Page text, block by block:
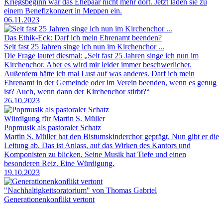
Kriegsbeginn war das Ehepaar nicht mehr dort. Jetzt laden sie zu
einem Benefizkonzert in Meppen ein.
06.11.2023
Das Ethik-Eck: Darf ich mein Ehrenamt beenden?
Seit fast 25 Jahren singe ich nun im Kirchenchor ...
Die Frage lautet diesmal: „Seit fast 25 Jahren singe ich nun im
Kirchenchor. Aber es wird mir leider immer beschwerlicher.
Außerdem hätte ich mal Lust auf was anderes. Darf ich mein
Ehrenamt in der Gemeinde oder im Verein beenden, wenn es genug
ist? Auch, wenn dann der Kirchenchor stirbt?“
26.10.2023
Würdigung für Martin S. Müller
Popmusik als pastoraler Schatz
Martin S. Müller hat den Bistumskinderchor geprägt. Nun gibt er die
Leitung ab. Das ist Anlass, auf das Wirken des Kantors und
Komponisten zu blicken. Seine Musik hat Tiefe und einen
besonderen Reiz. Eine Würdigung.
19.10.2023
"Nachhaltigkeitsoratorium" von Thomas Gabriel
Generationenkonflikt vertont